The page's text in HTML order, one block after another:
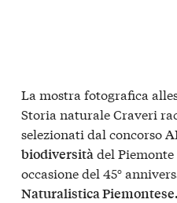
La mostra fotografica
Storia naturale Craveri
selezionati dal concorso
biodiversitàdel Piemonte
occasione del 45°
Naturalistica Piemontese.